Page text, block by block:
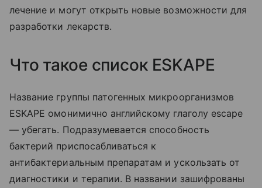
лечение и могут открыть новые возможности для
разработки лекарств.
Что такое список ESKAPE
Название группы патогенных микроорганизмов
ESKAPE омонимично английскому глаголу escape
— убегать. Подразумевается способность
бактерий приспосабливаться к
антибактериальным препаратам и ускользать от
диагностики и терапии. В названии зашифрованы